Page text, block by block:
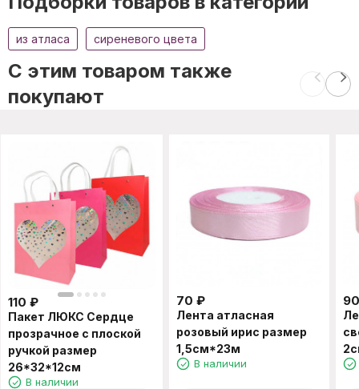
из атласа сиреневого цвета
C этим товаром также
покупают
110 ₽
Пакет ЛЮКС Сердце
прозрачное с плоской
ручкой размер
26*32*12см
В наличии
70 ₽
Лента атласная
розовый ирис размер
1,5см*23м
В наличии
90